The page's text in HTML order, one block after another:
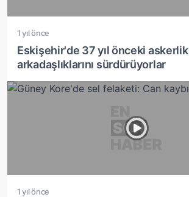
1 yıl önce
Eskişehir'de 37 yıl önceki askerlik
arkadaşlıklarını sürdürüyorlar
1 yıl önce